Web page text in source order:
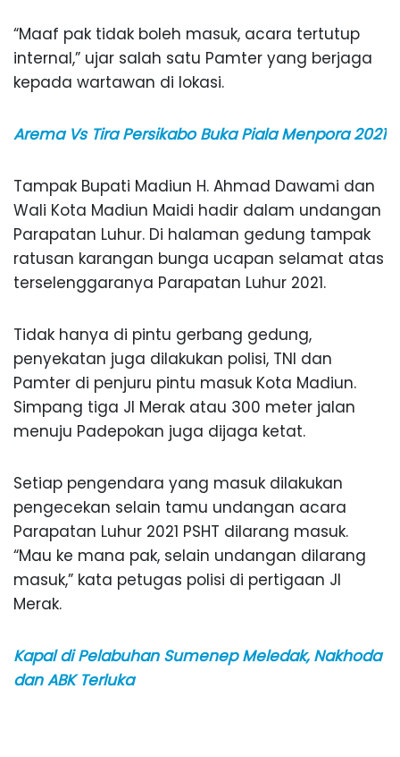
“Maaf pak tidak boleh masuk, acara tertutup
internal,” ujar salah satu Pamter yang berjaga
kepada wartawan di lokasi.
Arema Vs Tira Persikabo Buka Piala Menpora 2021
Tampak Bupati Madiun H. Ahmad Dawami dan
Wali Kota Madiun Maidi hadir dalam undangan
Parapatan Luhur. Di halaman gedung tampak
ratusan karangan bunga ucapan selamat atas
terselenggaranya Parapatan Luhur 2021.
Tidak hanya di pintu gerbang gedung,
penyekatan juga dilakukan polisi, TNI dan
Pamter di penjuru pintu masuk Kota Madiun.
Simpang tiga Jl Merak atau 300 meter jalan
menuju Padepokan juga dijaga ketat.
Setiap pengendara yang masuk dilakukan
pengecekan selain tamu undangan acara
Parapatan Luhur 2021 PSHT dilarang masuk.
“Mau ke mana pak, selain undangan dilarang
masuk,” kata petugas polisi di pertigaan Jl
Merak.
Kapal di Pelabuhan Sumenep Meledak, Nakhoda
dan ABK Terluka